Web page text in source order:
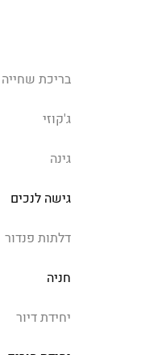
בריכת שחייה
ג'קוזי
גינה
גישה לנכים
דלתות פנדור
חניה
יחידת דיור